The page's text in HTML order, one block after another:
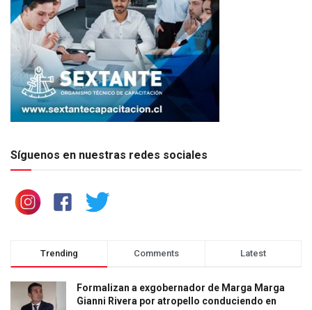
Síguenos en nuestras redes sociales
Trending Comments Latest
Formalizan a exgobernador de Marga Marga
Gianni Rivera por atropello conduciendo en